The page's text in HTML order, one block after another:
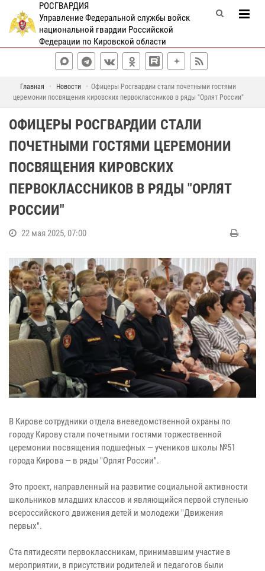
РОСГВАРДИЯ
Управление Федеральной службы войск
национальной гвардии Российской
Федерации по Кировской области
Главная Новости
Офицеры Росгвардии стали почетными гостями
церемонии посвящения кировских первоклассников в ряды "Орлят России"
ОФИЦЕРЫ РОСГВАРДИИ СТАЛИ
ПОЧЕТНЫМИ ГОСТЯМИ ЦЕРЕМОНИИ
ПОСВЯЩЕНИЯ КИРОВСКИХ
ПЕРВОКЛАССНИКОВ В РЯДЫ "ОРЛЯТ
РОССИИ"
22 мая 2025, 07:00
В Кирове сотрудники отдела вневедомственной охраны по
городу Кирову стали почетными гостями торжественной
церемонии посвящения подшефных — учеников школы №51
города Кирова — в ряды "Орлят России".
Это проект, направленный на развитие социальной активности
школьников младших классов и являющийся первой ступенью
всероссийского движения детей и молодежи "Движения
первых".
Ста пятидесяти первоклассникам, принимавшим участие в
мероприятии, в присутствии родителей и педагогов были